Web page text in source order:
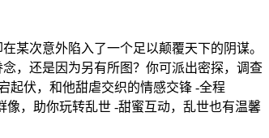
某次意外陷入了一个足以颠覆天下的阴谋。
，还是因为另有所图？你可派出密探，调查
起伏，和他甜虐交织的情感交锋 -全程
，助你玩转乱世 -甜蜜互动，乱世也有温馨